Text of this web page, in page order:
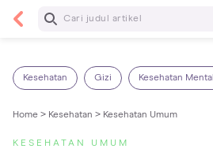
Baca Selanjutnya
Kesehatan Gizi Kesehatan Mental
Home > Kesehatan > Kesehatan Umum
KESEHATAN UMUM